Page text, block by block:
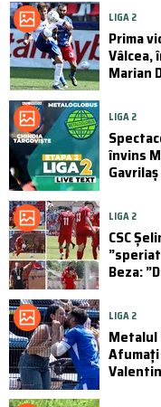
LIGA 2
Prima
Vâlcea,
Marian
LIGA 2
învins
LIGA 2
CSC
Beza:
LIGA 2
Metalul